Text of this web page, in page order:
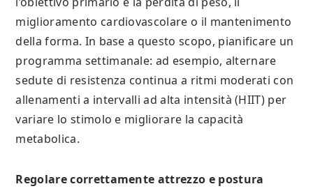
miglioramento cardiovascolare o il mantenimento
della forma. In base a questo scopo, pianificare un
programma settimanale: ad esempio, alternare
sedute di resistenza continua a ritmi moderati con
allenamenti a intervalli ad alta intensità (HIIT) per
variare lo stimolo e migliorare la capacità
metabolica.
Regolare correttamente attrezzo e postura